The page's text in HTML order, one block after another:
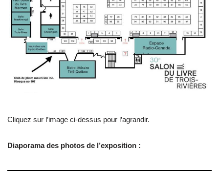
Cliquez sur l’image ci-dessus pour l’agrandir.
Diaporama des photos de l’exposition :